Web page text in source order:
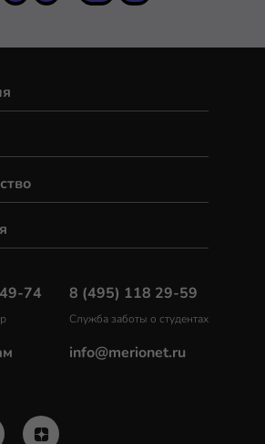
74 8 (495) 118 29-59
Служба заботы о студентах
info@merionet.ru